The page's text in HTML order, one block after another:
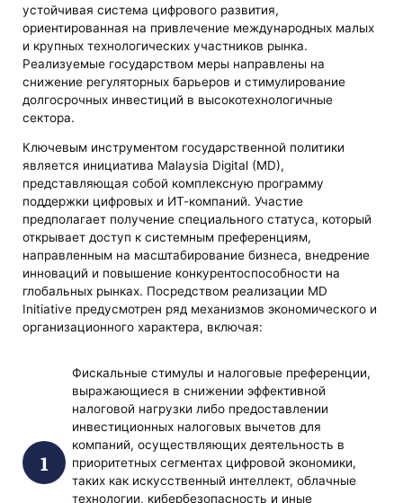
устойчивая система цифрового развития,
ориентированная на привлечение международных малых
и крупных технологических участников рынка.
Реализуемые государством меры направлены на
снижение регуляторных барьеров и стимулирование
долгосрочных инвестиций в высокотехнологичные
сектора.
Ключевым инструментом государственной политики
является инициатива Malaysia Digital (MD),
представляющая собой комплексную программу
поддержки цифровых и ИТ-компаний. Участие
предполагает получение специального статуса, который
открывает доступ к системным преференциям,
направленным на масштабирование бизнеса, внедрение
инноваций и повышение конкурентоспособности на
глобальных рынках. Посредством реализации MD
Initiative предусмотрен ряд механизмов экономического и
организационного характера, включая:
Фискальные стимулы и налоговые преференции,
выражающиеся в снижении эффективной
налоговой нагрузки либо предоставлении
инвестиционных налоговых вычетов для
компаний, осуществляющих деятельность в
приоритетных сегментах цифровой экономики,
таких как искусственный интеллект, облачные
технологии, кибербезопасность и иные